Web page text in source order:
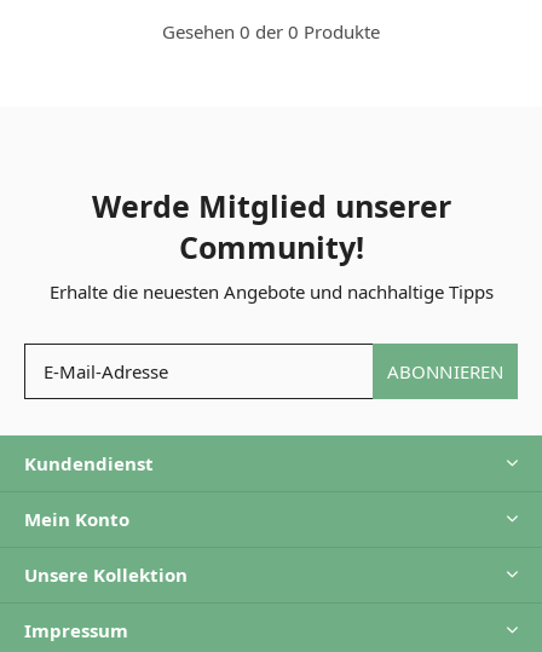
Gesehen 0 der 0 Produkte
Werde Mitglied unserer
Community!
Erhalte die neuesten Angebote und nachhaltige Tipps
ABONNIEREN
Kundendienst
Mein Konto
Unsere Kollektion
Impressum